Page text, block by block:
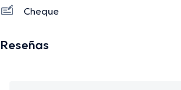
Cheque
Reseñas